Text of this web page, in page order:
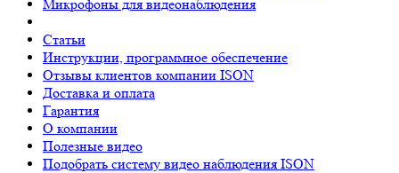
Микрофоны для видеонаблюдения
Статьи
Инструкции, программное обеспечение
Отзывы клиентов компании ISON
Доставка и оплата
Гарантия
О компании
Полезные видео
Подобрать систему видео наблюдения ISON